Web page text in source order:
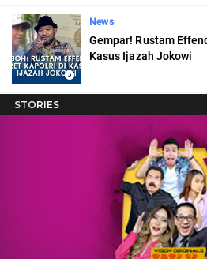
News
Gempar! Rustam
Kasus Ijazah Jokowi